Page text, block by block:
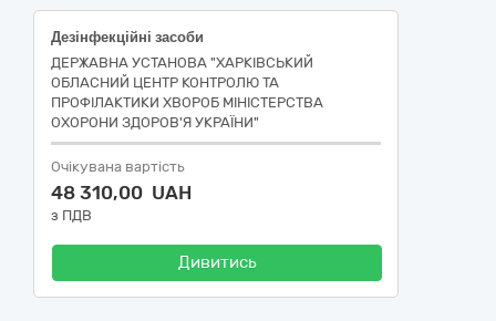
Дезінфекційні засоби
ДЕРЖАВНА УСТАНОВА "ХАРКІВСЬКИЙ
ОБЛАСНИЙ ЦЕНТР КОНТРОЛЮ ТА
ПРОФІЛАКТИКИ ХВОРОБ МІНІСТЕРСТВА
ОХОРОНИ ЗДОРОВ'Я УКРАЇНИ"
Очікувана вартість
48 310,00 UAH
з ПДВ
Дивитись